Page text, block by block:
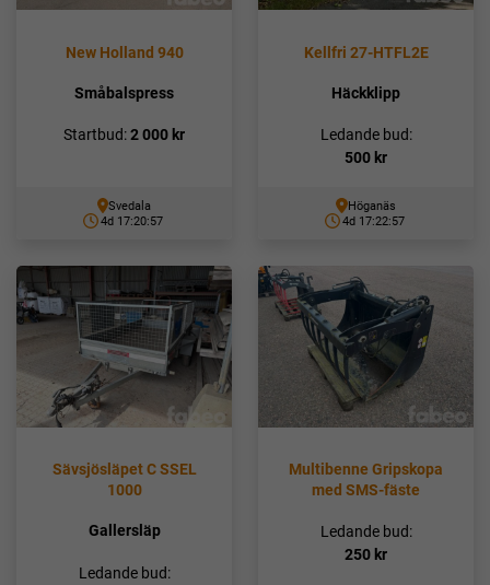
New Holland 940
Småbalspress
Startbud:2 000 kr
Svedala
4d 17:20:56
Kellfri 27-HTFL2E
Häckklipp
Ledande bud:
500 kr
Höganäs
4d 17:22:56
Sävsjösläpet C SSEL
1000
Gallersläp
Ledande bud:
Multibenne Gripskopa
med SMS-fäste
Ledande bud:
250 kr